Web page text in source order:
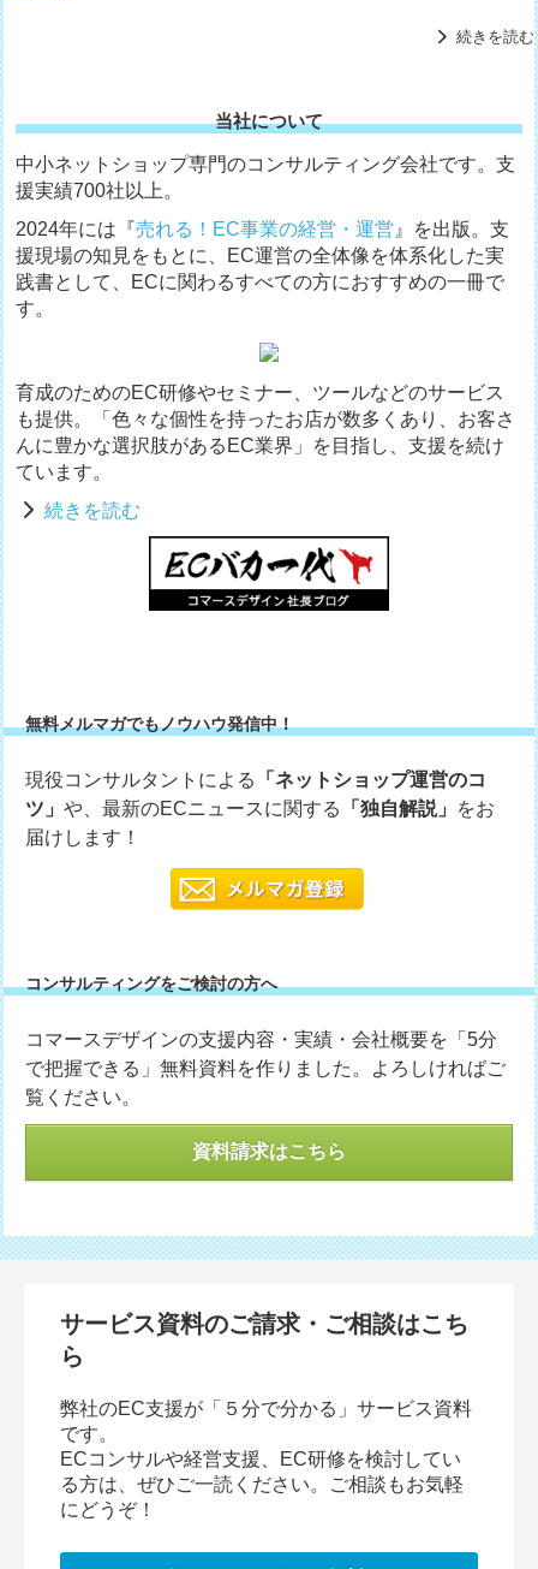
続きを読む
当社について
中小ネットショップ専門のコンサルティング会社です。支
援実績700社以上。
2024年には『売れる！EC事業の経営・運営』を出版。支
援現場の知見をもとに、EC運営の全体像を体系化した実
践書として、ECに関わるすべての方におすすめの一冊で
す。
育成のためのEC研修やセミナー、ツールなどのサービス
も提供。「色々な個性を持ったお店が数多くあり、お客さ
んに豊かな選択肢があるEC業界」を目指し、支援を続け
ています。
続きを読む
無料メルマガでもノウハウ発信中！
現役コンサルタントによる
「ネットショップ運営のコ
ツ」や、最新のECニュースに関する 「独自解説」 をお
届けします！
コンサルティングをご検討の方へ
コマースデザインの支援内容・実績・会社概要を「5分
で把握できる」無料資料を作りました。よろしければご
覧ください。
資料請求はこちら
サービス資料のご請求・ご相談はこち
ら
弊社のEC支援が「５分で分かる」サービス資料
です。
ECコンサルや経営支援、EC研修を検討してい
る方は、ぜひご一読ください。ご相談もお気軽
にどうぞ！